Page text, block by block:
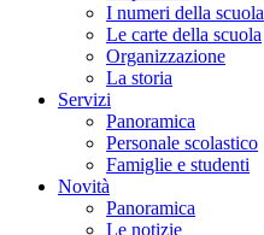
I numeri della scuola
Le carte della scuola
Organizzazione
La storia
Servizi
Panoramica
Personale scolastico
Famiglie e studenti
Novità
Panoramica
Le notizie